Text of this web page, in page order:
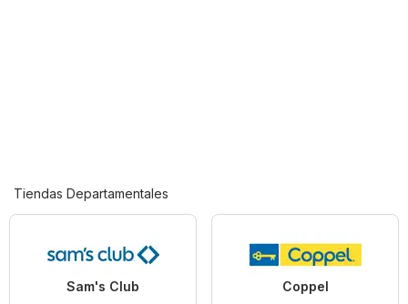
Tiendas Departamentales
Sam's Club Coppel